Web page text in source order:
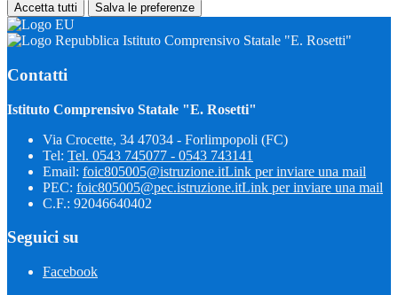
Accetta tutti Salva le preferenze
Istituto Comprensivo Statale "E. Rosetti"
Contatti
Istituto Comprensivo Statale "E. Rosetti"
Via Crocette, 34 47034 - Forlimpopoli (FC)
Tel: Tel. 0543 745077 - 0543 743141
Email: foic805005@istruzione.itLink per inviare una mail
PEC: foic805005@pec.istruzione.itLink per inviare una mail
C.F.: 92046640402
Seguici su
Facebook